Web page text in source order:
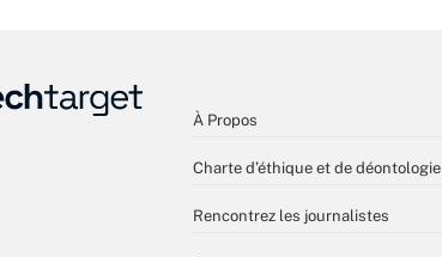
À Propos
Charte d’éthique et de déontologie
Rencontrez les journalistes